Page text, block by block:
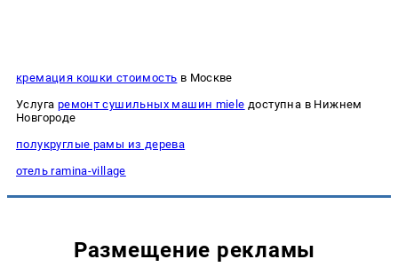
кремация кошки стоимость в Москве
Услуга ремонт сушильных машин miele доступна в Нижнем
Новгороде
полукруглые рамы из дерева
отель ramina-village
Размещение рекламы